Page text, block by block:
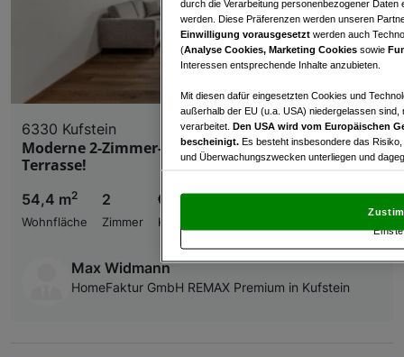
6330 Kufstein
Moderne 2-Zimmer-Wohnung mit Garten &
Terrasse!
54,4 m2
Wohnfläche
2
Zimmer
€ 378.080,00
Kaufpreis
Max Widmann
HomeFaktur GmbH REMAX Premium in Kufstein
durch die Verarbeitung personenbezogener
werden. Diese Präferenzen werden unseren
Einwilligung vorausgesetzt werden auch
(Analyse Cookies, Marketing Cookies sowie
Interessen entsprechende Inhalte anzubieten.
Mit diesen dafür eingesetzten Cookies und
außerhalb der EU (u.a. USA) niedergelassen
verarbeitet. Den USA wird vom Europäischen
bescheinigt. Es besteht insbesondere das
und Überwachungszwecken unterliegen und
und Widerspruch gegen die Verarbeitung auf der
„Cookie Einstellungen“, die sich auf jeder Seite
Wir und unsere Partner verarbeiten